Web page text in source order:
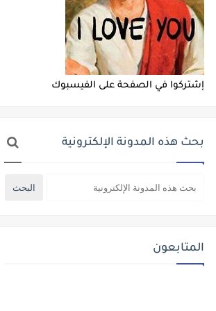
إشتركوا في الصفحة على الفيسبوك
بحث هذه المدونة الإلكترونية
المتابعون